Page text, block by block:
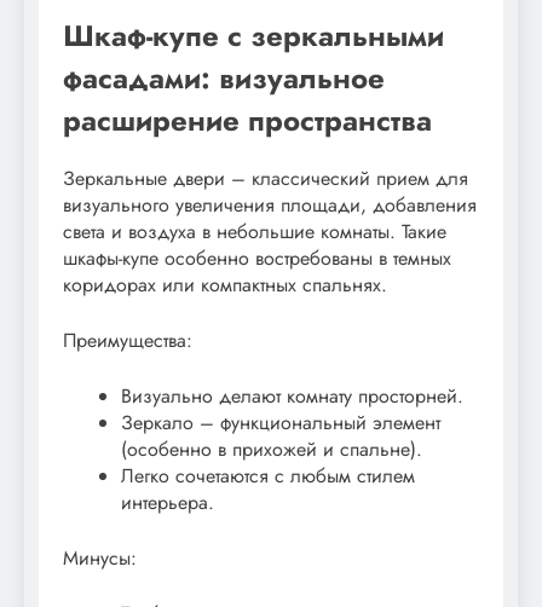
Шкаф-купе с зеркальными
фасадами: визуальное
расширение пространства
Зеркальные двери – классический прием для
визуального увеличения площади, добавления
света и воздуха в небольшие комнаты. Такие
шкафы-купе особенно востребованы в темных
коридорах или компактных спальнях.
Преимущества:
Визуально делают комнату просторней.
Зеркало – функциональный элемент
(особенно в прихожей и спальне).
Легко сочетаются с любым стилем
интерьера.
Минусы: